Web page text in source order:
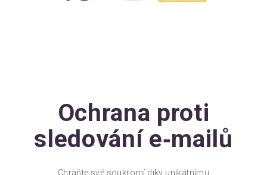
Ochrana proti
sledování e‑mailů
Chraňte své soukromí díky unikátnímu